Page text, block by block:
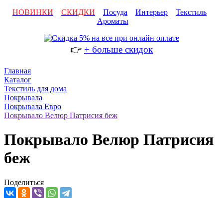
НОВИНКИ
СКИДКИ Посуда Интерьер
Текстиль
Ароматы
👉 + больше скидок
Главная
Каталог
Текстиль для дома
Покрывала
Покрывала Евро
Покрывало Велюр Патрисия беж
Покрывало Велюр Патрисия
беж
Поделиться